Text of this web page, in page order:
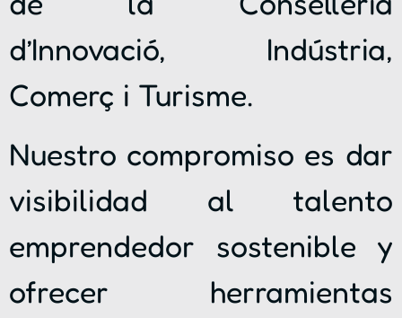
d’Innovació, Indústria,
Comerç i Turisme.
Nuestro compromiso es dar
visibilidad al talento
emprendedor sostenible y
ofrecer herramientas